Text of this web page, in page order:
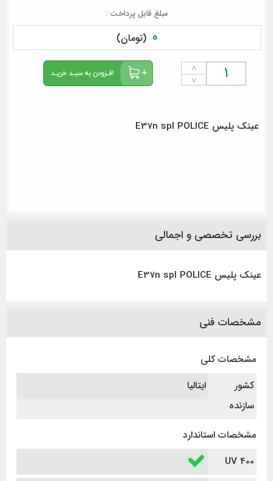
مبلغ قابل پرداخت :
0 (تومان)
˄
˅
عینک پلیس E37n spl POLICE
بررسی تخصصی و اجمالی
عینک پلیس E37n spl POLICE
مشخصات فنی
مشخصات کلی
کشور
سازنده
ایتالیا
مشخصات استاندارد
UV 400